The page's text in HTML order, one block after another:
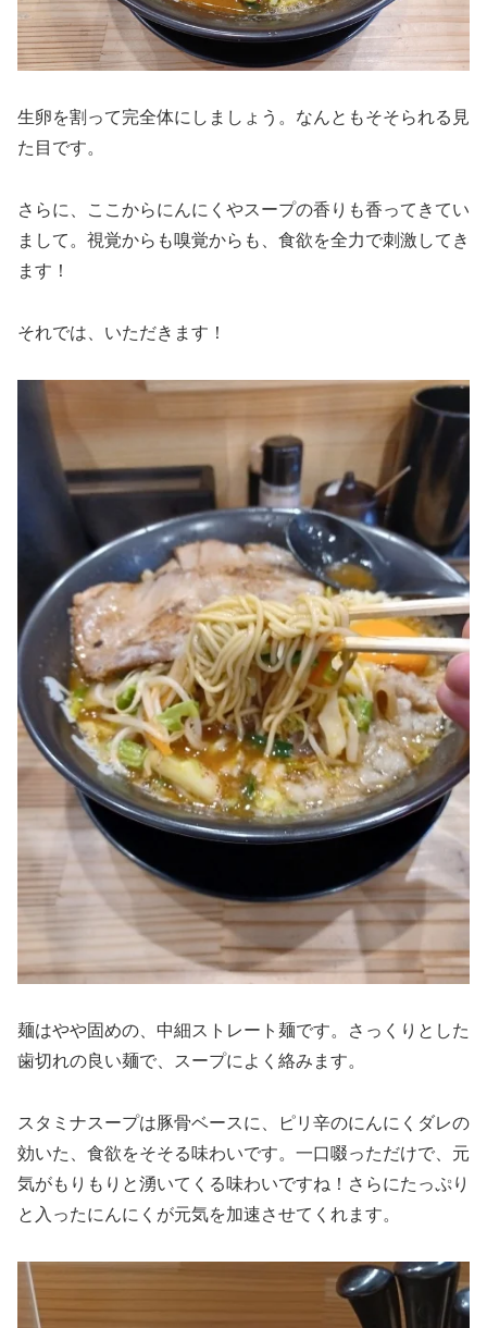
生卵を割って完全体にしましょう。なんともそそられる見
た目です。
さらに、ここからにんにくやスープの香りも香ってきてい
まして。視覚からも嗅覚からも、食欲を全力で刺激してき
ます！
それでは、いただきます！
麺はやや固めの、中細ストレート麺です。さっくりとした
歯切れの良い麺で、スープによく絡みます。
スタミナスープは豚骨ベースに、ピリ辛のにんにくダレの
効いた、食欲をそそる味わいです。一口啜っただけで、元
気がもりもりと湧いてくる味わいですね！さらにたっぷり
と入ったにんにくが元気を加速させてくれます。